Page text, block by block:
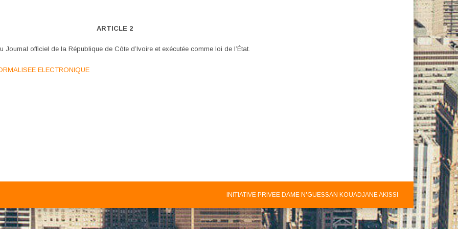
ARTICLE 2
officiel de la République de Côte d’Ivoire et exécutée comme loi de l’État.
ELECTRONIQUE
INITIATIVE PRIVEE DAME N'GUESSAN KOUADJANE AKISSI